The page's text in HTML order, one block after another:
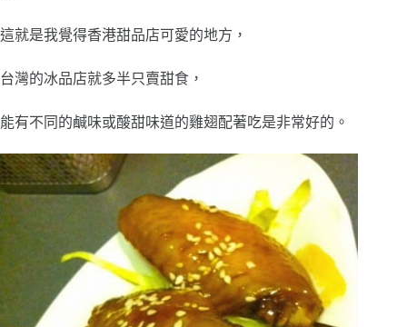
這就是我覺得香港甜品店可愛的地方，
台灣的冰品店就多半只賣甜食，
能有不同的鹹味或酸甜味道的雞翅配著吃是非常好的。